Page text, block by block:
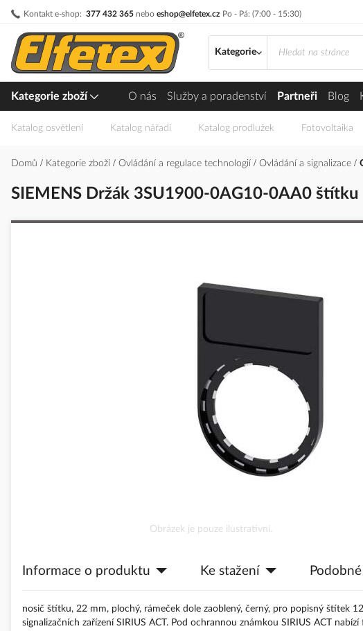
Kontakt e-shop: 377 432 365 nebo eshop@elfetex.cz Po - Pá: (7:00 - 15:30)
Přejít
obsah
Kategorie
Kategorie zboží O nás Služby a poradenství Partneři Blog
Katalog osvětlení Katalog nářadí Katalog prodlužek Fotovoltaika
Domů Kategorie zboží Ovládání a regulace technologií Ovládání a signalizace
SIEMENS Držák 3SU1900-0AG10-0AA0 štítku
galerie
Obrázek je pouze ilustrativní.
Informace o produktu Ke stažení
nosič štítku, 22 mm, plochý, rámeček dole zaoblený, černý, pro popisný štítek
signalizačních zařízení SIRIUS ACT. Pod ochrannou známkou SIRIUS ACT